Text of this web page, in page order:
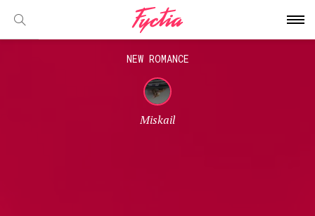
NEW ROMANCE
Miskail